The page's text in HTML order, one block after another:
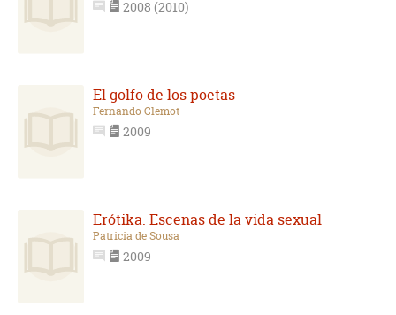
2008 (2010)
El golfo de los poetas
Fernando Clemot
2009
Erótika. Escenas de la vida sexual
Patricia de Sousa
2009